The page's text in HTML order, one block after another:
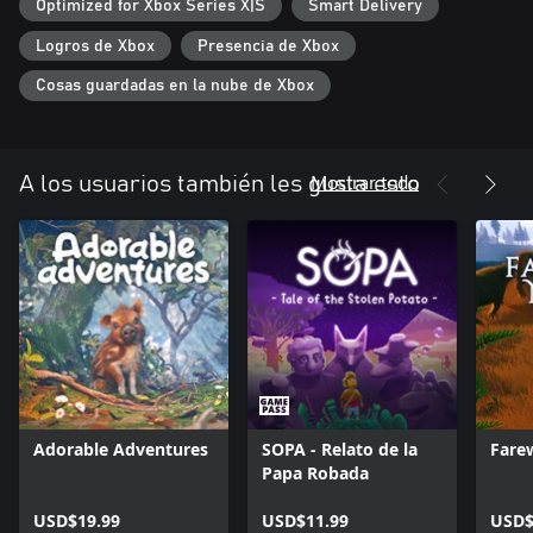
causa.
- La isla está llena de animales: ¿lograrás encontrar todas las
especies?
Optimized for Xbox Series X|S Smart Delivery
Logros de Xbox Presencia de Xbox
Cosas guardadas en la nube de Xbox
A los usuarios también les gusta esto
Mostrar todo
Adorable Adventures
USD$19.99
SOPA - Relato de la
Papa Robada
USD$11.99